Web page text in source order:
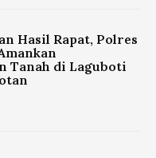
Hasil Rapat, Polres
Tanah di Laguboti